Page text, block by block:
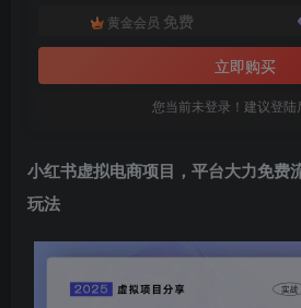
黄金会员 免费
立即购买
您当前未登录！建议登
小红书虚拟电商项目，平台大力免费
玩法